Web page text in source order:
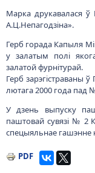
Марка друкавалася ў
А.Ц.Непагодзіна».
Герб горада Капыля
у залатым полі
залатой фурнітурай.
Герб зарэгістраваны
лютага 2000 года пад
У дзень выпуску
паштовай сувязі № 2
спецыяльнае
PDF